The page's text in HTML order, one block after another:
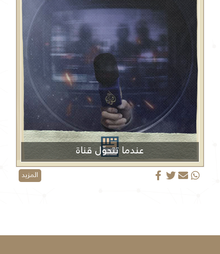
عندما تتحوّل قناة
الجزيرة من منبر إعلامي إلى منصة دعائية
المزيد